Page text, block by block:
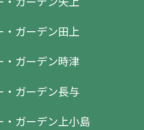
・ガーデン田上
・ガーデン時津
・ガーデン長与
・ガーデン上小島